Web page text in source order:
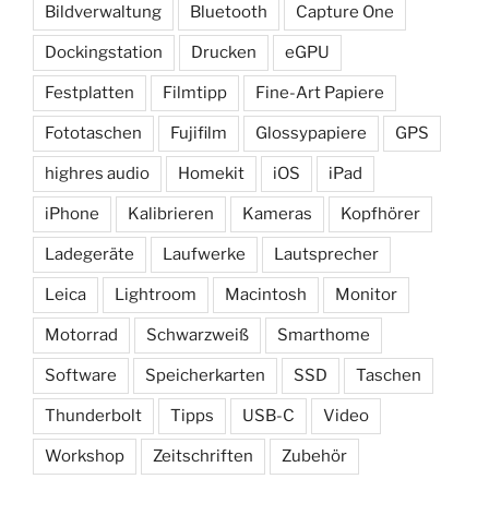
Bildverwaltung Bluetooth Capture One
Dockingstation Drucken eGPU
Festplatten Filmtipp Fine-Art Papiere
Fototaschen Fujifilm Glossypapiere GPS
highres audio Homekit iOS iPad
iPhone Kalibrieren Kameras Kopfhörer
Ladegeräte Laufwerke Lautsprecher
Leica Lightroom Macintosh Monitor
Motorrad Schwarzweiß Smarthome
Software Speicherkarten SSD Taschen
Thunderbolt Tipps USB-C Video
Workshop Zeitschriften Zubehör